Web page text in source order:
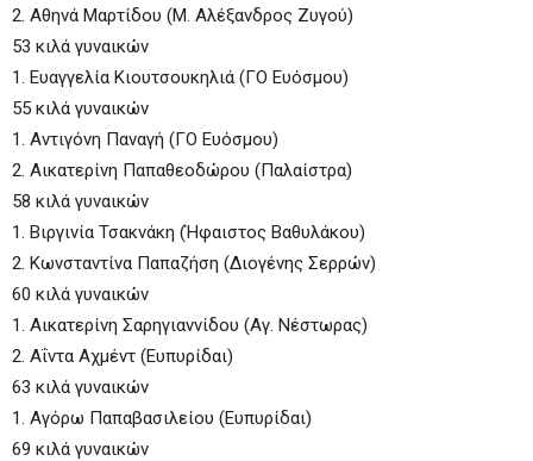
2. Αθηνά Μαρτίδου (Μ. Αλέξανδρος Ζυγού)
53 κιλά γυναικών
1. Ευαγγελία Κιουτσουκηλιά (ΓΟ Ευόσμου)
55 κιλά γυναικών
1. Αντιγόνη Παναγή (ΓΟ Ευόσμου)
2. Αικατερίνη Παπαθεοδώρου (Παλαίστρα)
58 κιλά γυναικών
1. Βιργινία Τσακνάκη (Ήφαιστος Βαθυλάκου)
2. Κωνσταντίνα Παπαζήση (Διογένης Σερρών)
60 κιλά γυναικών
1. Αικατερίνη Σαρηγιαννίδου (Αγ. Νέστωρας)
2. Αΐντα Αχμέντ (Ευπυρίδαι)
63 κιλά γυναικών
1. Αγόρω Παπαβασιλείου (Ευπυρίδαι)
69 κιλά γυναικών